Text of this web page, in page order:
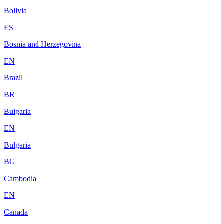
Bolivia
ES
Bosnia and Herzegovina
EN
Brazil
BR
Bulgaria
EN
Bulgaria
BG
Cambodia
EN
Canada